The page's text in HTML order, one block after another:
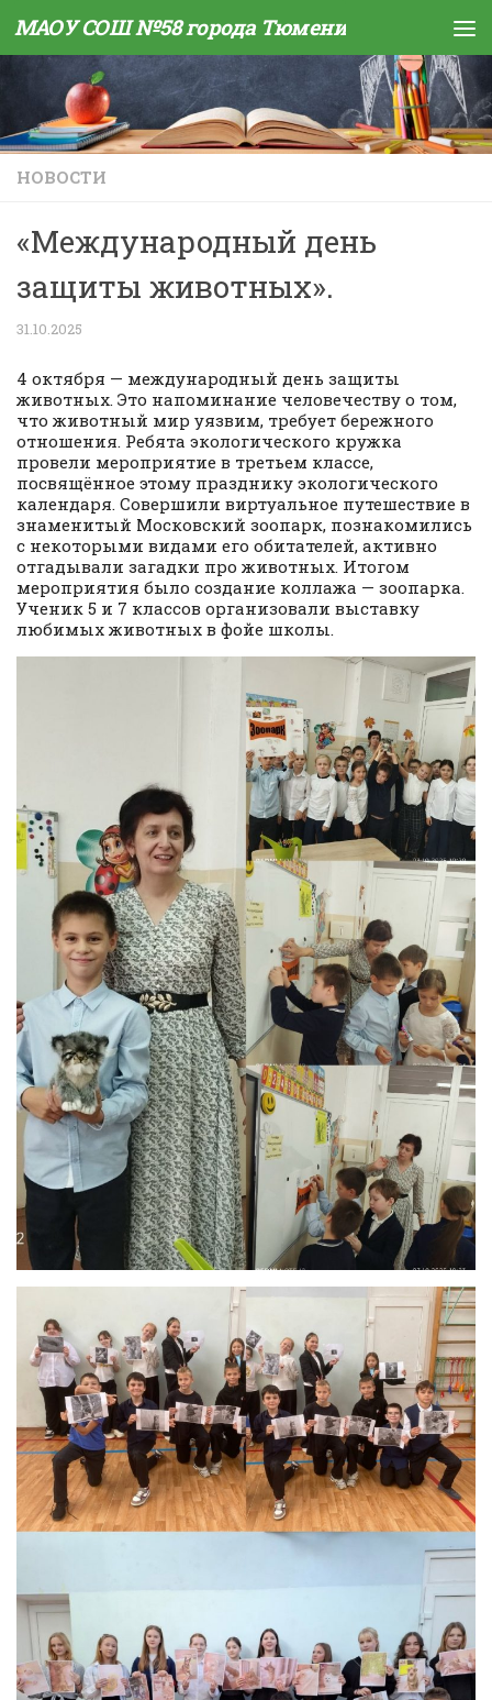
Skip to content
МАОУ СОШ №58 города Тюмени
НОВОСТИ
«Международный день
защиты животных».
31.10.2025
4 октября — международный день защиты
животных. Это напоминание человечеству о том,
что животный мир уязвим, требует бережного
отношения. Ребята экологического кружка
провели мероприятие в третьем классе,
посвящённое этому празднику экологического
календаря. Совершили виртуальное путешествие в
знаменитый Московский зоопарк, познакомились
с некоторыми видами его обитателей, активно
отгадывали загадки про животных. Итогом
мероприятия было создание коллажа — зоопарка.
Ученик 5 и 7 классов организовали выставку
любимых животных в фойе школы.